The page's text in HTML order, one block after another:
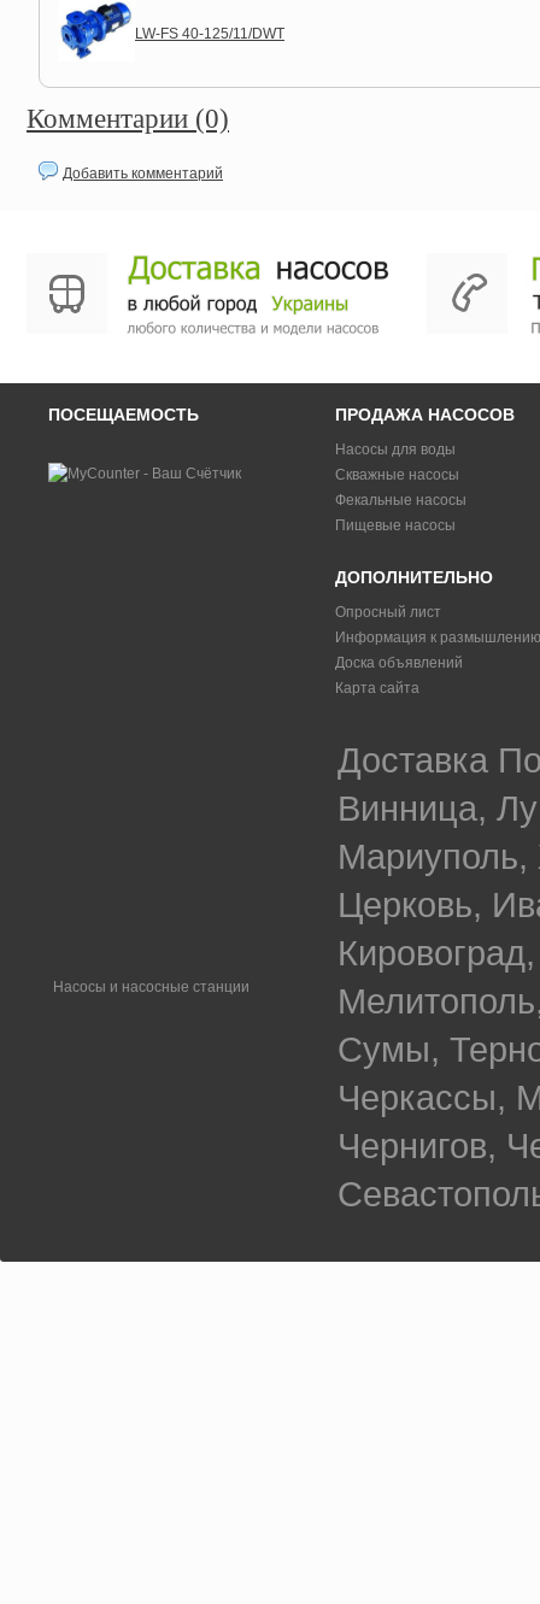
LW-FS 40-125/11/DWT
Комментарии (0)
Добавить комментарий
ПОСЕЩАЕМОСТЬ ПРОДАЖА НАСОСОВ
Насосы для воды
Скважные насосы
Фекальные насосы
Пищевые насосы
ДОПОЛНИТЕЛЬНО
Опросный лист
Информация к размышлению
Доска объявлений
Карта сайта
Насосы и насосные станции
Доставка
Винница,
Церковь,
Сумы,
Черкассы,
Чернигов,